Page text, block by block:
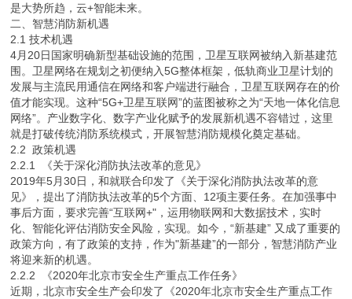
是大势所趋，云+智能未来。
二、智慧消防新机遇
2.1 技术机遇
4月20日国家明确新型基础设施的范围，卫星互联网被纳入新基建范
围。卫星网络在规划之初便纳入5G整体框架，低轨商业卫星计划的
发展与主流民用通信在网络和客户端进行融合，卫星互联网存在的价
值才能实现。这种“5G+卫星互联网”的蓝图被称之为“天地一体化信息
网络”。产业数字化、数字产业化赋予的发展新机遇不容错过，这里
就是打破传统消防系统模式，开展智慧消防规模化奠定基础。
2.2 政策机遇
2.2.1 《关于深化消防执法改革的意见》
2019年5月30日，和就联合印发了《关于深化消防执法改革的意
见》，提出了消防执法改革的5个方面、12项主要任务。在加强事中
事后方面，要求完善“互联网+"，运用物联网和大数据技术，实时
化、智能化评估消防安全风险，实现。如今，“新基建” 又成了重要的
政策方向，有了政策的支持，作为"新基建”的一部分，智慧消防产业
将迎来新的机遇。
2.2.2 《2020年北京市安全生产重点工作任务》
近期，北京市安全生产会印发了《2020年北京市安全生产重点工作